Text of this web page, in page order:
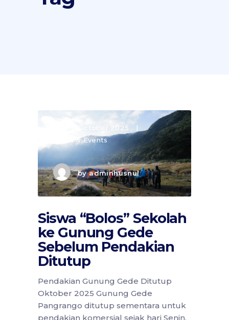
16 October 2025
News & Events
byadminhusnul
Siswa “Bolos” Sekolah
ke Gunung Gede
Sebelum Pendakian
Ditutup
Pendakian Gunung Gede Ditutup
Oktober 2025 Gunung Gede
Pangrango ditutup sementara untuk
pendakian komersial sejak hari Senin,